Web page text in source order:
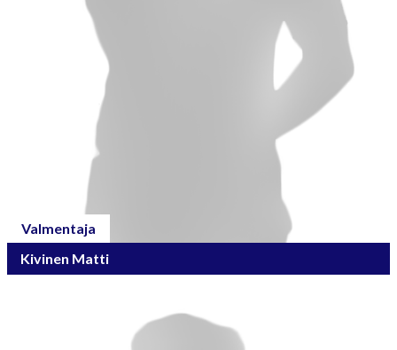
Valmentaja
Kivinen Matti